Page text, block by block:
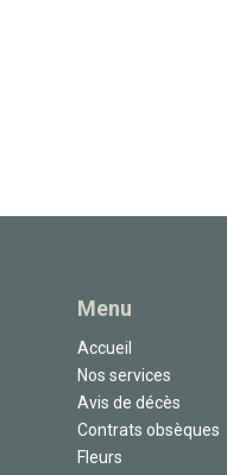
Menu
Accueil
Nos services
Avis de décès
Contrats obsèques
Fleurs